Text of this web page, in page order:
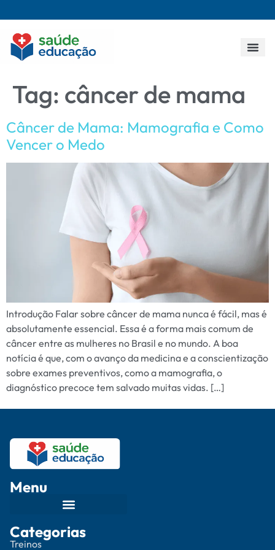
Tag: câncer de mama
Câncer de Mama: Mamografia e Como
Vencer o Medo
Introdução Falar sobre câncer de mama nunca é fácil, mas é
absolutamente essencial. Essa é a forma mais comum de
câncer entre as mulheres no Brasil e no mundo. A boa
notícia é que, com o avanço da medicina e a conscientização
sobre exames preventivos, como a mamografia, o
diagnóstico precoce tem salvado muitas vidas. […]
Menu
Categorias
Treinos